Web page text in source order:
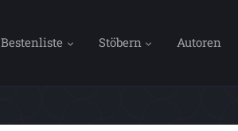
Bestenliste Stöbern Autoren